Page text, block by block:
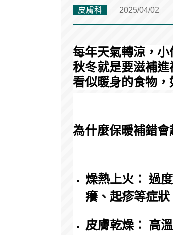
皮膚科 2025/04/02
每年天氣轉涼，
秋冬就是要滋補
看似暖身的食物，
為什麼保暖補錯會
燥熱上火： 過
癢、起疹等症狀
皮膚乾燥： 高